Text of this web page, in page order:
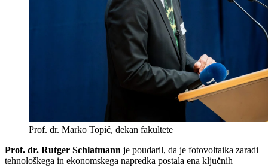
Prof. dr. Marko Topič, dekan fakultete
Prof. dr. Rutger Schlatmann je poudaril, da je fotovoltaika zaradi
tehnološkega in ekonomskega napredka postala ena ključnih